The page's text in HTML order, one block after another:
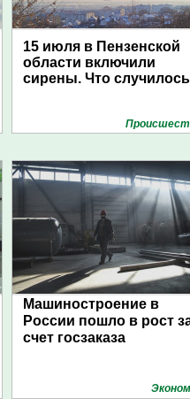
15 июля в Пензенской
области включили
сирены. Что
Машиностроение в
России пошло в рост
счет госзаказа